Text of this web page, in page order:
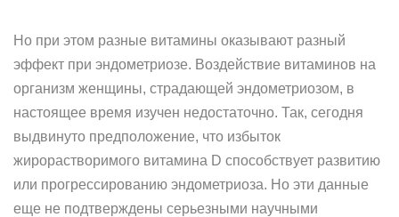
Но при этом разные витамины оказывают разный
эффект при эндометриозе. Воздействие витаминов на
организм женщины, страдающей эндометриозом, в
настоящее время изучен недостаточно. Так, сегодня
выдвинуто предположение, что избыток
жирорастворимого витамина D способствует развитию
или прогрессированию эндометриоза. Но эти данные
еще не подтверждены серьезными научными